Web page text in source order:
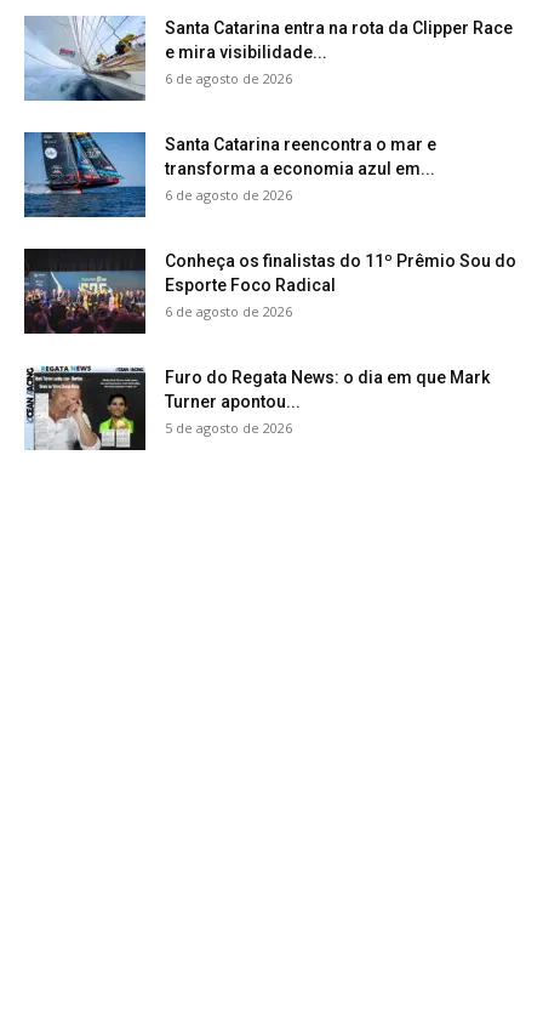
Santa Catarina entra na rota da Clipper Race
e mira visibilidade...
6 de agosto de 2026
Santa Catarina reencontra o mar e
transforma a economia azul em...
6 de agosto de 2026
Conheça os finalistas do 11º Prêmio Sou do
Esporte Foco Radical
6 de agosto de 2026
Furo do Regata News: o dia em que Mark
Turner apontou...
5 de agosto de 2026